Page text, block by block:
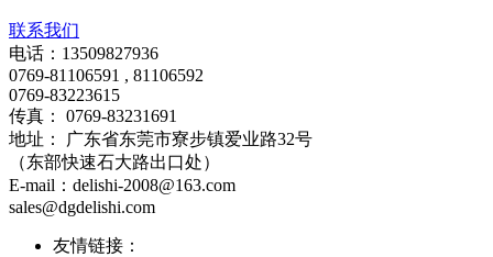
联系我们
电话：13509827936
0769-81106591 , 81106592
0769-83223615
传真： 0769-83231691
地址： 广东省东莞市寮步镇爱业路32号
（东部快速石大路出口处）
E-mail：delishi-2008@163.com
sales@dgdelishi.com
友情链接：